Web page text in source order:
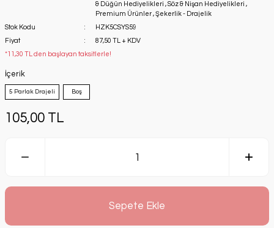
& Düğün Hediyelikleri ,Söz & Nişan Hediyelikleri ,
Premium Ürünler ,Şekerlik - Drajelik
Stok Kodu
HZK5CSYS59
Fiyat
87,50 TL + KDV
*11,30 TL den başlayan taksitlerle!
İçerik
5 Parlak Drajeli Boş
105,00 TL
Sepete Ekle